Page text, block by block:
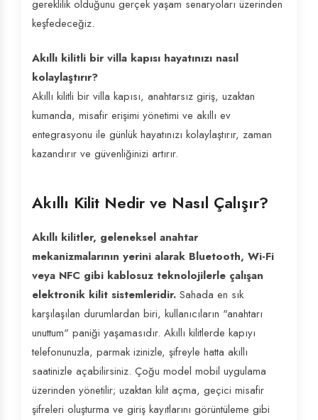
gereklilik olduğunu gerçek yaşam senaryoları üzerinden
keşfedeceğiz.
Akıllı kilitli bir villa kapısı hayatınızı nasıl
kolaylaştırır?
Akıllı kilitli bir villa kapısı, anahtarsız giriş, uzaktan
kumanda, misafir erişimi yönetimi ve akıllı ev
entegrasyonu ile günlük hayatınızı kolaylaştırır, zaman
kazandırır ve güvenliğinizi artırır.
Akıllı Kilit Nedir ve Nasıl Çalışır?
Akıllı kilitler, geleneksel anahtar
mekanizmalarının yerini alarak Bluetooth, Wi-Fi
veya NFC gibi kablosuz teknolojilerle çalışan
elektronik kilit sistemleridir. Sahada en sık
karşılaşılan durumlardan biri, kullanıcıların "anahtarı
unuttum" paniği yaşamasıdır. Akıllı kilitlerde kapıyı
telefonunuzla, parmak izinizle, şifreyle hatta akıllı
saatinizle açabilirsiniz. Çoğu model mobil uygulama
üzerinden yönetilir; uzaktan kilit açma, geçici misafir
şifreleri oluşturma ve giriş kayıtlarını görüntüleme gibi